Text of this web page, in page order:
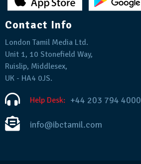
Contact Info
London Tamil Media Ltd.
Unit 1, 10 Stonefield Way,
Ruislip, Middlesex,
UK - HA4 0JS.
Help Desk: +44 203 794 4000
info@ibctamil.com